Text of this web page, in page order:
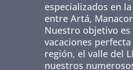
especializados en
entre Artá,
Nuestro objetivo
vacaciones
región, el valle del
nuestros